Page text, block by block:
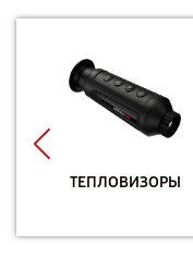
ТЕПЛОВИЗОРЫ